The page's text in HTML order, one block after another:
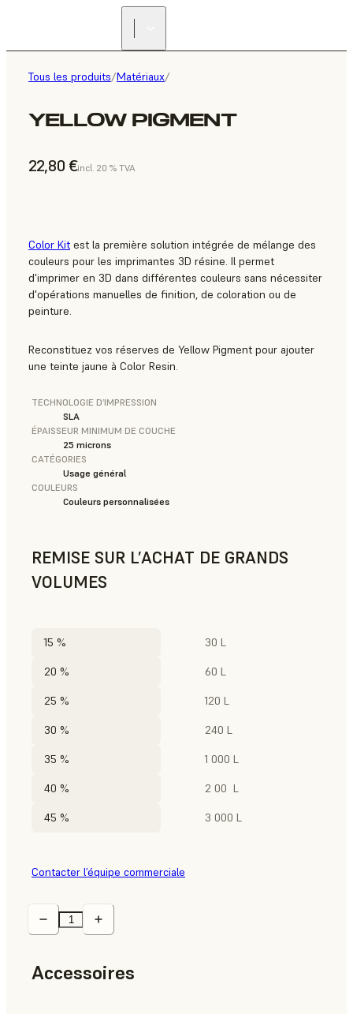
Tous les produits/Matériaux/
YELLOW PIGMENT
22,80 €incl. 20 % TVA
Color Kit est la première solution intégrée de mélange des
couleurs pour les imprimantes 3D résine. Il permet
d'imprimer en 3D dans différentes couleurs sans nécessiter
d'opérations manuelles de finition, de coloration ou de
peinture.
Reconstituez vos réserves de Yellow Pigment pour ajouter
une teinte jaune à Color Resin.
TECHNOLOGIE D’IMPRESSION
SLA
ÉPAISSEUR MINIMUM DE COUCHE
25 microns
CATÉGORIES
Usage général
COULEURS
Couleurs personnalisées
REMISE SUR L’ACHAT DE GRANDS
VOLUMES
15 % 30 L
20 % 60 L
25 % 120 L
30 % 240 L
35 % 1 000 L
40 % 2 00 L
45 % 3 000 L
Contacter l’équipe commerciale
Accessoires